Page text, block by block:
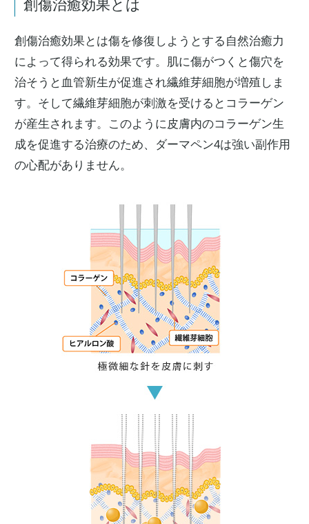
創傷治癒効果とは
創傷治癒効果とは傷を修復しようとする自然治癒力
によって得られる効果です。肌に傷がつくと傷穴を
治そうと血管新生が促進され繊維芽細胞が増殖しま
す。そして繊維芽細胞が刺激を受けるとコラーゲン
が産生されます。このように皮膚内のコラーゲン生
成を促進する治療のため、ダーマペン4は強い副作用
の心配がありません。